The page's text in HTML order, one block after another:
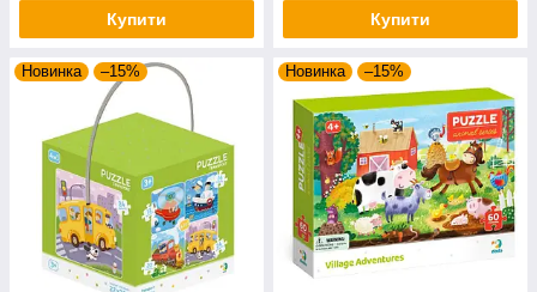
Купити Купити
Новинка –15% Новинка –15%